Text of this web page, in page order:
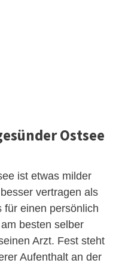
Ostsee
ist etwas milder
vertragen als
für einen persönlich
besten selber
Arzt. Fest steht
Aufenthalt an der